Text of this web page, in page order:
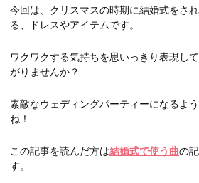
今回は、クリスマスの時期に結婚式をさ
る、ドレスやアイテムです。
ワクワクする気持ちを思いっきり表現し
がりませんか？
素敵なウェディングパーティーになるよ
ね！
この記事を読んだ方は結婚式で使う曲の
す。